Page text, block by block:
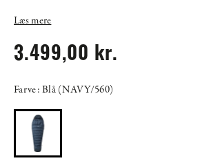
Læs mere
3.499,00 kr.
Farve: Blå (NAVY/560)